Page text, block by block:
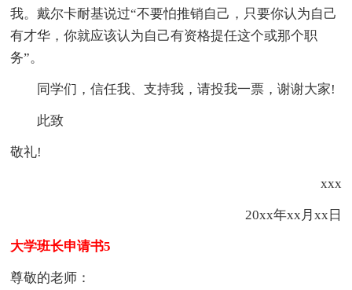
我。戴尔卡耐基说过“不要怕推销自己，只要你认为自己
有才华，你就应该认为自己有资格提任这个或那个职
务”。
同学们，信任我、支持我，请投我一票，谢谢大家!
此致
敬礼!
xxx
20xx年xx月xx日
大学班长申请书5
尊敬的老师：